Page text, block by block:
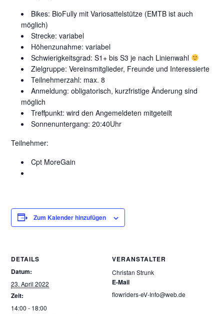
Bikes: BioFully mit Variosattelstütze (EMTB ist auch
möglich)
Strecke: variabel
Höhenzunahme: variabel
Schwierigkeitsgrad: S1+ bis S3 je nach Linienwahl
Zielgruppe: Vereinsmitglieder, Freunde und Interessierte
Teilnehmerzahl: max. 8
Anmeldung: obligatorisch, kurzfristige Änderung sind
möglich
Treffpunkt: wird den Angemeldeten mitgeteilt
Sonnenuntergang: 20:40Uhr
Teilnehmer:
Cpt MoreGain
Zum Kalender hinzufügen
DETAILS
Datum:
23. April 2022
Zeit:
14:00 - 18:00
VERANSTALTER
Christan Strunk
E-Mail
flowriders-eV-Info@web.de